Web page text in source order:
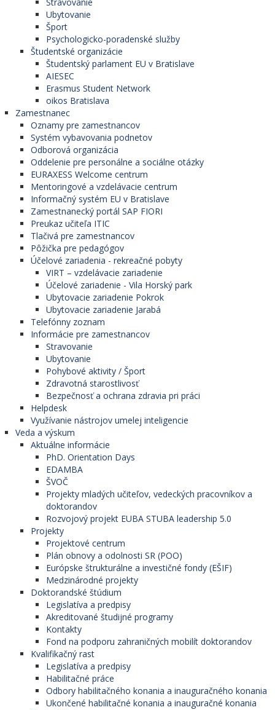
Ubytovanie
Šport
Psychologicko-poradenské služby
Študentské organizácie
Študentský parlament EU v Bratislave
AIESEC
Erasmus Student Network
oikos Bratislava
Zamestnanec
Oznamy pre zamestnancov
Systém vybavovania podnetov
Odborová organizácia
Oddelenie pre personálne a sociálne otázky
EURAXESS Welcome centrum
Mentoringové a vzdelávacie centrum
Informačný systém EU v Bratislave
Zamestnanecký portál SAP FIORI
Preukaz učiteľa ITIC
Tlačivá pre zamestnancov
Pôžička pre pedagógov
Účelové zariadenia - rekreačné pobyty
VIRT – vzdelávacie zariadenie
Účelové zariadenie - Vila Horský park
Ubytovacie zariadenie Pokrok
Ubytovacie zariadenie Jarabá
Telefónny zoznam
Informácie pre zamestnancov
Stravovanie
Ubytovanie
Pohybové aktivity / Šport
Zdravotná starostlivosť
Bezpečnosť a ochrana zdravia pri práci
Helpdesk
Využívanie nástrojov umelej inteligencie
Veda a výskum
Aktuálne informácie
PhD. Orientation Days
EDAMBA
ŠVOČ
Projekty mladých učiteľov, vedeckých pracovníkov a
doktorandov
Rozvojový projekt EUBA STUBA leadership 5.0
Projekty
Projektové centrum
Plán obnovy a odolnosti SR (POO)
Európske štrukturálne a investičné fondy (EŠIF)
Medzinárodné projekty
Doktorandské štúdium
Legislatíva a predpisy
Akreditované študijné programy
Kontakty
Fond na podporu zahraničných mobilít doktorandov
Kvalifikačný rast
Legislatíva a predpisy
Habilitačné práce
Odbory habilitačného konania a inauguračného konania
Ukončené habilitačné konania a inauguračné konania